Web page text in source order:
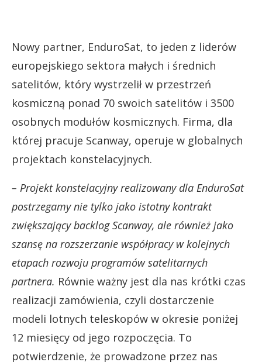
Nowy partner, EnduroSat, to jeden z liderów
europejskiego sektora małych i średnich
satelitów, który wystrzelił w przestrzeń
kosmiczną ponad 70 swoich satelitów i 3500
osobnych modułów kosmicznych. Firma, dla
której pracuje Scanway, operuje w globalnych
projektach konstelacyjnych.
– Projekt konstelacyjny realizowany dla EnduroSat
postrzegamy nie tylko jako istotny kontrakt
zwiększający backlog Scanway, ale również jako
szansę na rozszerzanie współpracy w kolejnych
etapach rozwoju programów satelitarnych
partnera. Równie ważny jest dla nas krótki czas
realizacji zamówienia, czyli dostarczenie
modeli lotnych teleskopów w okresie poniżej
12 miesięcy od jego rozpoczęcia. To
potwierdzenie, że prowadzone przez nas